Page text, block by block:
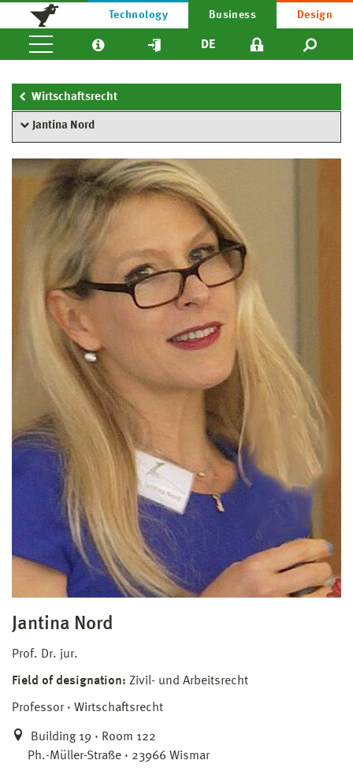
Technology Business Design
DE
Wirtschaftsrecht
Jantina Nord
Jantina Nord
Prof. Dr. jur.
Field of designation: Zivil- und Arbeitsrecht
Professor Wirtschaftsrecht
Building 19 · Room 122
Ph.-Müller-Straße · 23966 Wismar